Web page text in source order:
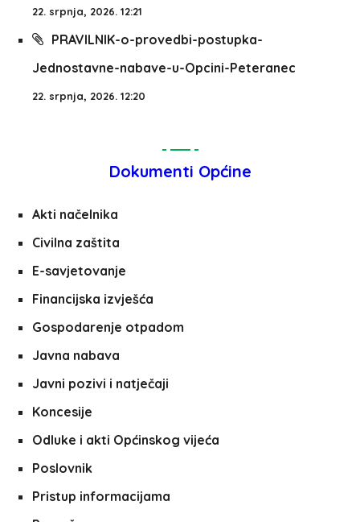
22. srpnja, 2026. 12:21
PRAVILNIK-o-provedbi-postupka-
Jednostavne-nabave-u-Opcini-Peteranec
22. srpnja, 2026. 12:20
Dokumenti Općine
Akti načelnika
Civilna zaštita
E-savjetovanje
Financijska izvješća
Gospodarenje otpadom
Javna nabava
Javni pozivi i natječaji
Koncesije
Odluke i akti Općinskog vijeća
Poslovnik
Pristup informacijama